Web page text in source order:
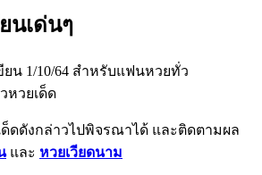
นเด่นๆ
ดดังกล่าวไปพิจรณาได้ และติดตามผล
และ หวยเวียดนาม